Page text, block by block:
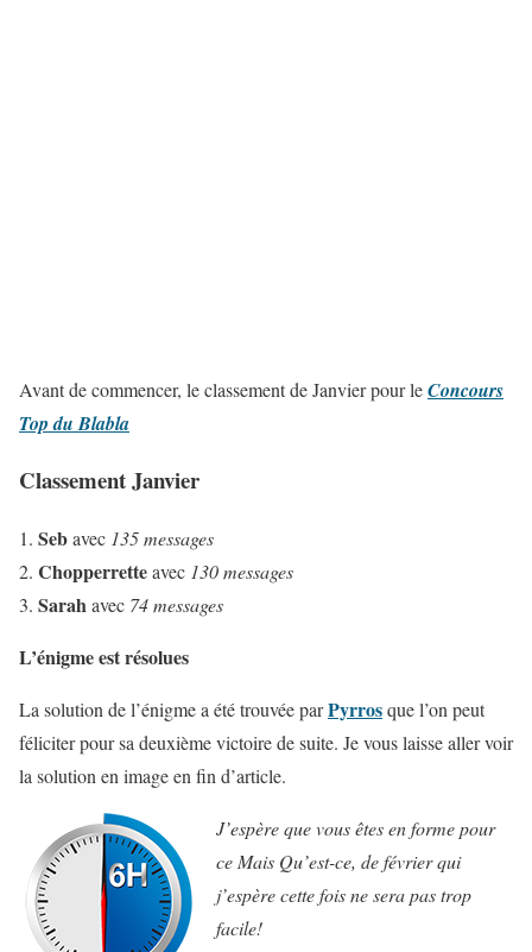
Avant de commencer, le classement de Janvier pour leConcours
Top du Blabla
Classement Janvier
Sebavec 135 messages
Chopperretteavec 130 messages
Sarahavec 74 messages
L’énigme est résolues
La solution de l’énigme a été trouvée parPyrrosque l’on peut
féliciter pour sa deuxième victoire de suite. Je vous laisse aller voir
la solution en image en fin d’article.
J’espère que vous êtes en forme pour
ce Mais Qu’est-ce, de février qui
j’espère cette fois ne sera pas trop
facile!